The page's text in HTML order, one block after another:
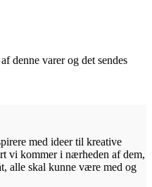
denne varer og det sendes
med ideer til kreative
vi kommer i nærheden af dem,
alle skal kunne være med og